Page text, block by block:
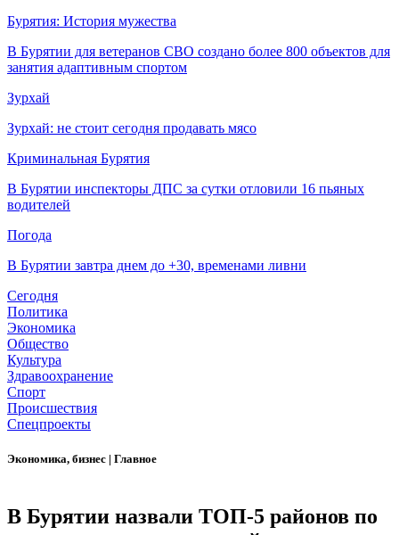
Бурятия: История мужества
В Бурятии для ветеранов СВО создано более 800 объектов для
занятия адаптивным спортом
Зурхай
Зурхай: не стоит сегодня продавать мясо
Криминальная Бурятия
В Бурятии инспекторы ДПС за сутки отловили 16 пьяных
водителей
Погода
В Бурятии завтра днем до +30, временами ливни
Сегодня
Политика
Экономика
Общество
Культура
Здравоохранение
Спорт
Происшествия
Спецпроекты
Экономика, бизнес | Главное
В Бурятии назвали ТОП-5 районов по